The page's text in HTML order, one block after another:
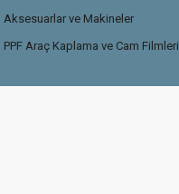
Aksesuarlar ve Makineler
PPF Araç Kaplama ve Cam Filmleri